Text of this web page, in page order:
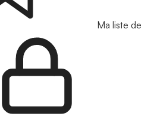
Ma liste de